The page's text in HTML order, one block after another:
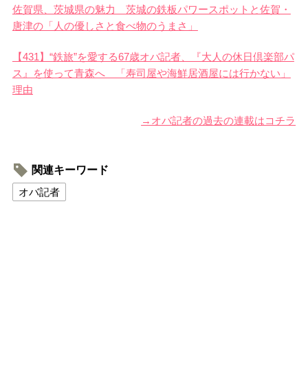
佐賀県、茨城県の魅力 茨城の鉄板パワースポットと佐賀・
唐津の「人の優しさと食べ物のうまさ」
【431】“鉄旅”を愛する67歳オバ記者、『大人の休日倶楽部パ
ス』を使って青森へ 「寿司屋や海鮮居酒屋には行かない」
理由
→オバ記者の過去の連載はコチラ
関連キーワード
オバ記者